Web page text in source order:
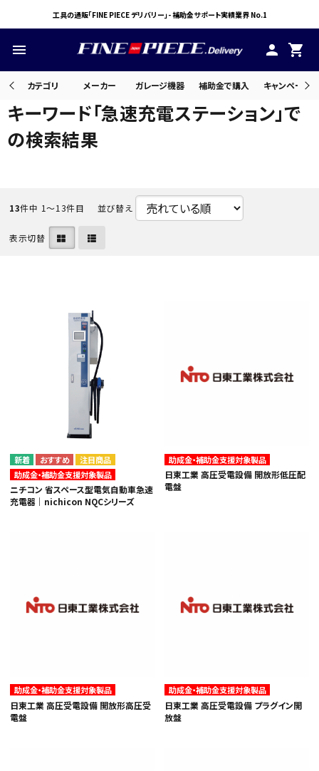
工具の通販「FINE PIECE デリバリー」- 補助金サポート実績業界 No.1
menu person shopping_cart
カテゴリ メーカー ガレージ機器 補助金で購入 キャンペーン
ようこそ ゲスト 様
meeting_room ログイン
カテゴリから選ぶ
メーカーから選ぶ
キーワード「急速充電ステーション」で
の検索結果
13件中 1〜13件目 並び替え
表示切替
注目商品
助成金・補助金支援対象製品
ニチコン 省スペース型電気自動車急速
充電器｜nichicon NQCシリーズ
助成金・補助金支援対象製品
日東工業 高圧受電設備 開放形低圧配
電盤
助成金・補助金支援対象製品
日東工業 高圧受電設備 開放形高圧受
電盤
助成金・補助金支援対象製品
日東工業 高圧受電設備 プラグイン開
放盤